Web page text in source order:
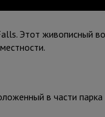
Этот живописный
в части парка